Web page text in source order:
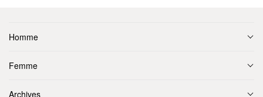
Homme
Femme
Archives